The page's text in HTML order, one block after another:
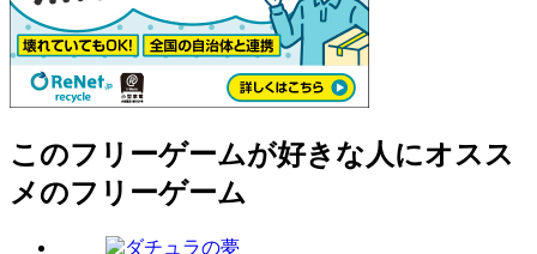
このフリーゲームが好きな人にオスス
メのフリーゲーム